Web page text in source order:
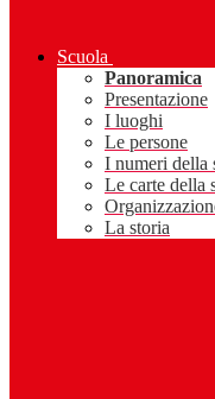
Scuola
Panoramica
Presentazione
I luoghi
Le persone
I numeri della
Le carte della
La storia